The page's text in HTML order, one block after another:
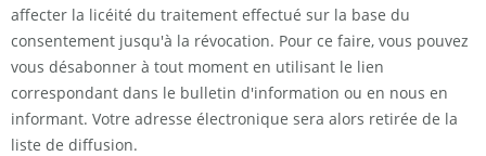
affecter la licéité du traitement effectué sur la base du
consentement jusqu'à la révocation. Pour ce faire, vous pouvez
vous désabonner à tout moment en utilisant le lien
correspondant dans le bulletin d'information ou en nous en
informant. Votre adresse électronique sera alors retirée de la
liste de diffusion.